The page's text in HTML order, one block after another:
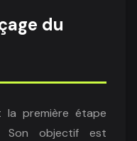
du
la première étape
Son objectif est